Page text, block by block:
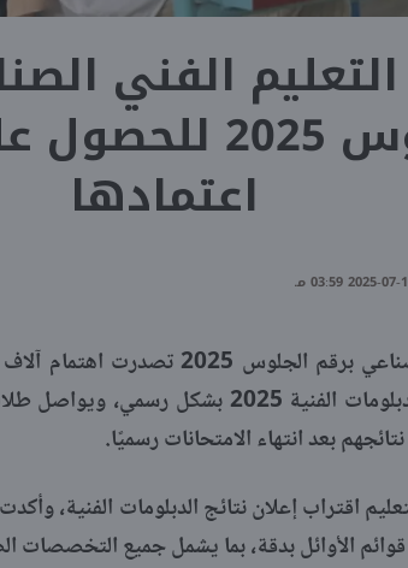
التعليم الفني
الجلوس 2025
اعتمادها
بوابة التعليم الفني الصناعي برقم
اقتراب إعلان نتيجة الدبلومات الفنية
بعد انتهاء الامتحانات رسميًا.
اقتراب إعلان نتائج الدبلومات الفنية،
الأوائل بدقة، بما يشمل جميع التخصصات